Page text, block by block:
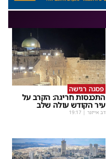
פסגה רגישה
התכנסות חריגה: הקרב על
עיר הקודש עולה שלב
דב אייזנר |
19:17